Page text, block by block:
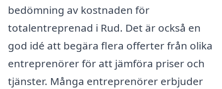
bedömning av kostnaden för
totalentreprenad i Rud. Det är också en
god idé att begära flera offerter från olika
entreprenörer för att jämföra priser och
tjänster. Många entreprenörer erbjuder